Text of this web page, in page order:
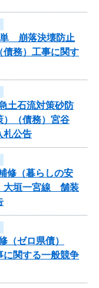
崩落決壊防止
債務）工事に関す
土石流対策砂防
）（債務）宮谷
札公告
修（暮らしの安
大垣一宮線 舗装
ゼロ県債）
関する一般競争